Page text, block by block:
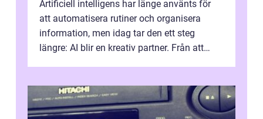
Artificiell intelligens har länge använts för
att automatisera rutiner och organisera
information, men idag tar den ett steg
längre: AI blir en kreativ partner. Från att